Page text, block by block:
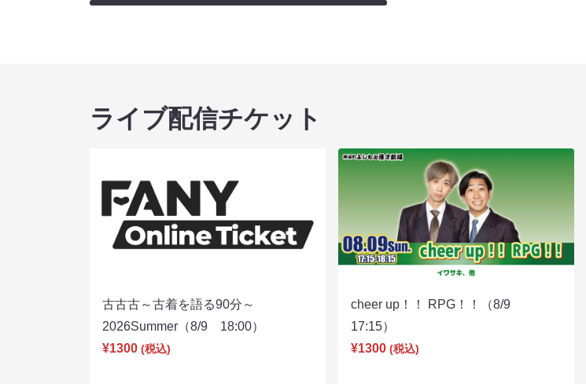
ライブ配信チケット
古古古～古着を語る90分～
2026Summer（8/9 18:00）
¥1300 (税込)
cheer up！！ RPG！！（8/9
17:15）
¥1300 (税込)